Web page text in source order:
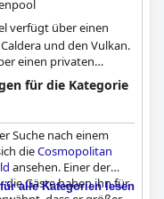
verfügt über einen
und den Vulkan.
einen privaten
für die Kategorie
Suche nach einem
dieCosmopolitan
ansehen. Einer der
die Gäste haben ihn für
alle Kategorien lesen